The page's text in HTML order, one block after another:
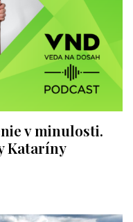
v minulosti.
Kataríny